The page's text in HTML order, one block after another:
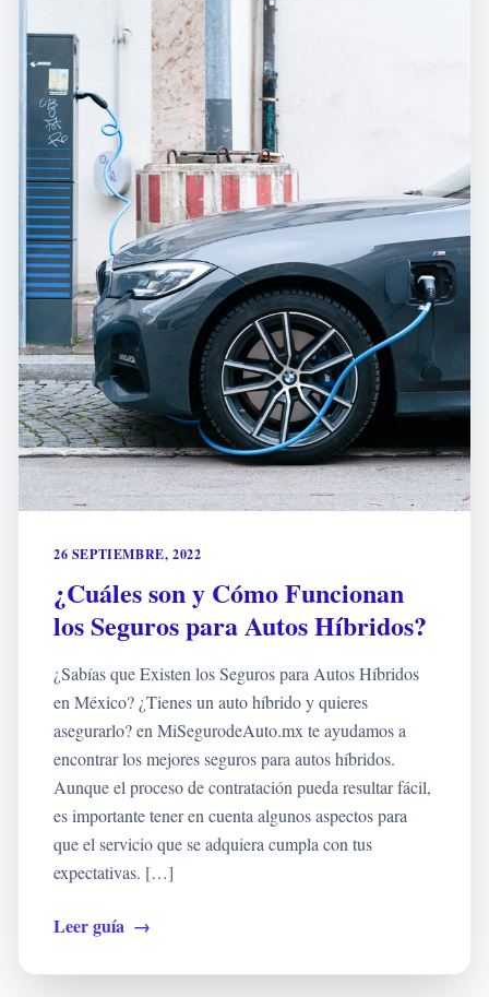
26 SEPTIEMBRE, 2022
¿Cuáles son y Cómo Funcionan
los Seguros para Autos Híbridos?
¿Sabías que Existen los Seguros para Autos Híbridos
en México? ¿Tienes un auto híbrido y quieres
asegurarlo? en MiSegurodeAuto.mx te ayudamos a
encontrar los mejores seguros para autos híbridos.
Aunque el proceso de contratación pueda resultar fácil,
es importante tener en cuenta algunos aspectos para
que el servicio que se adquiera cumpla con tus
expectativas. […]
Leer guía →